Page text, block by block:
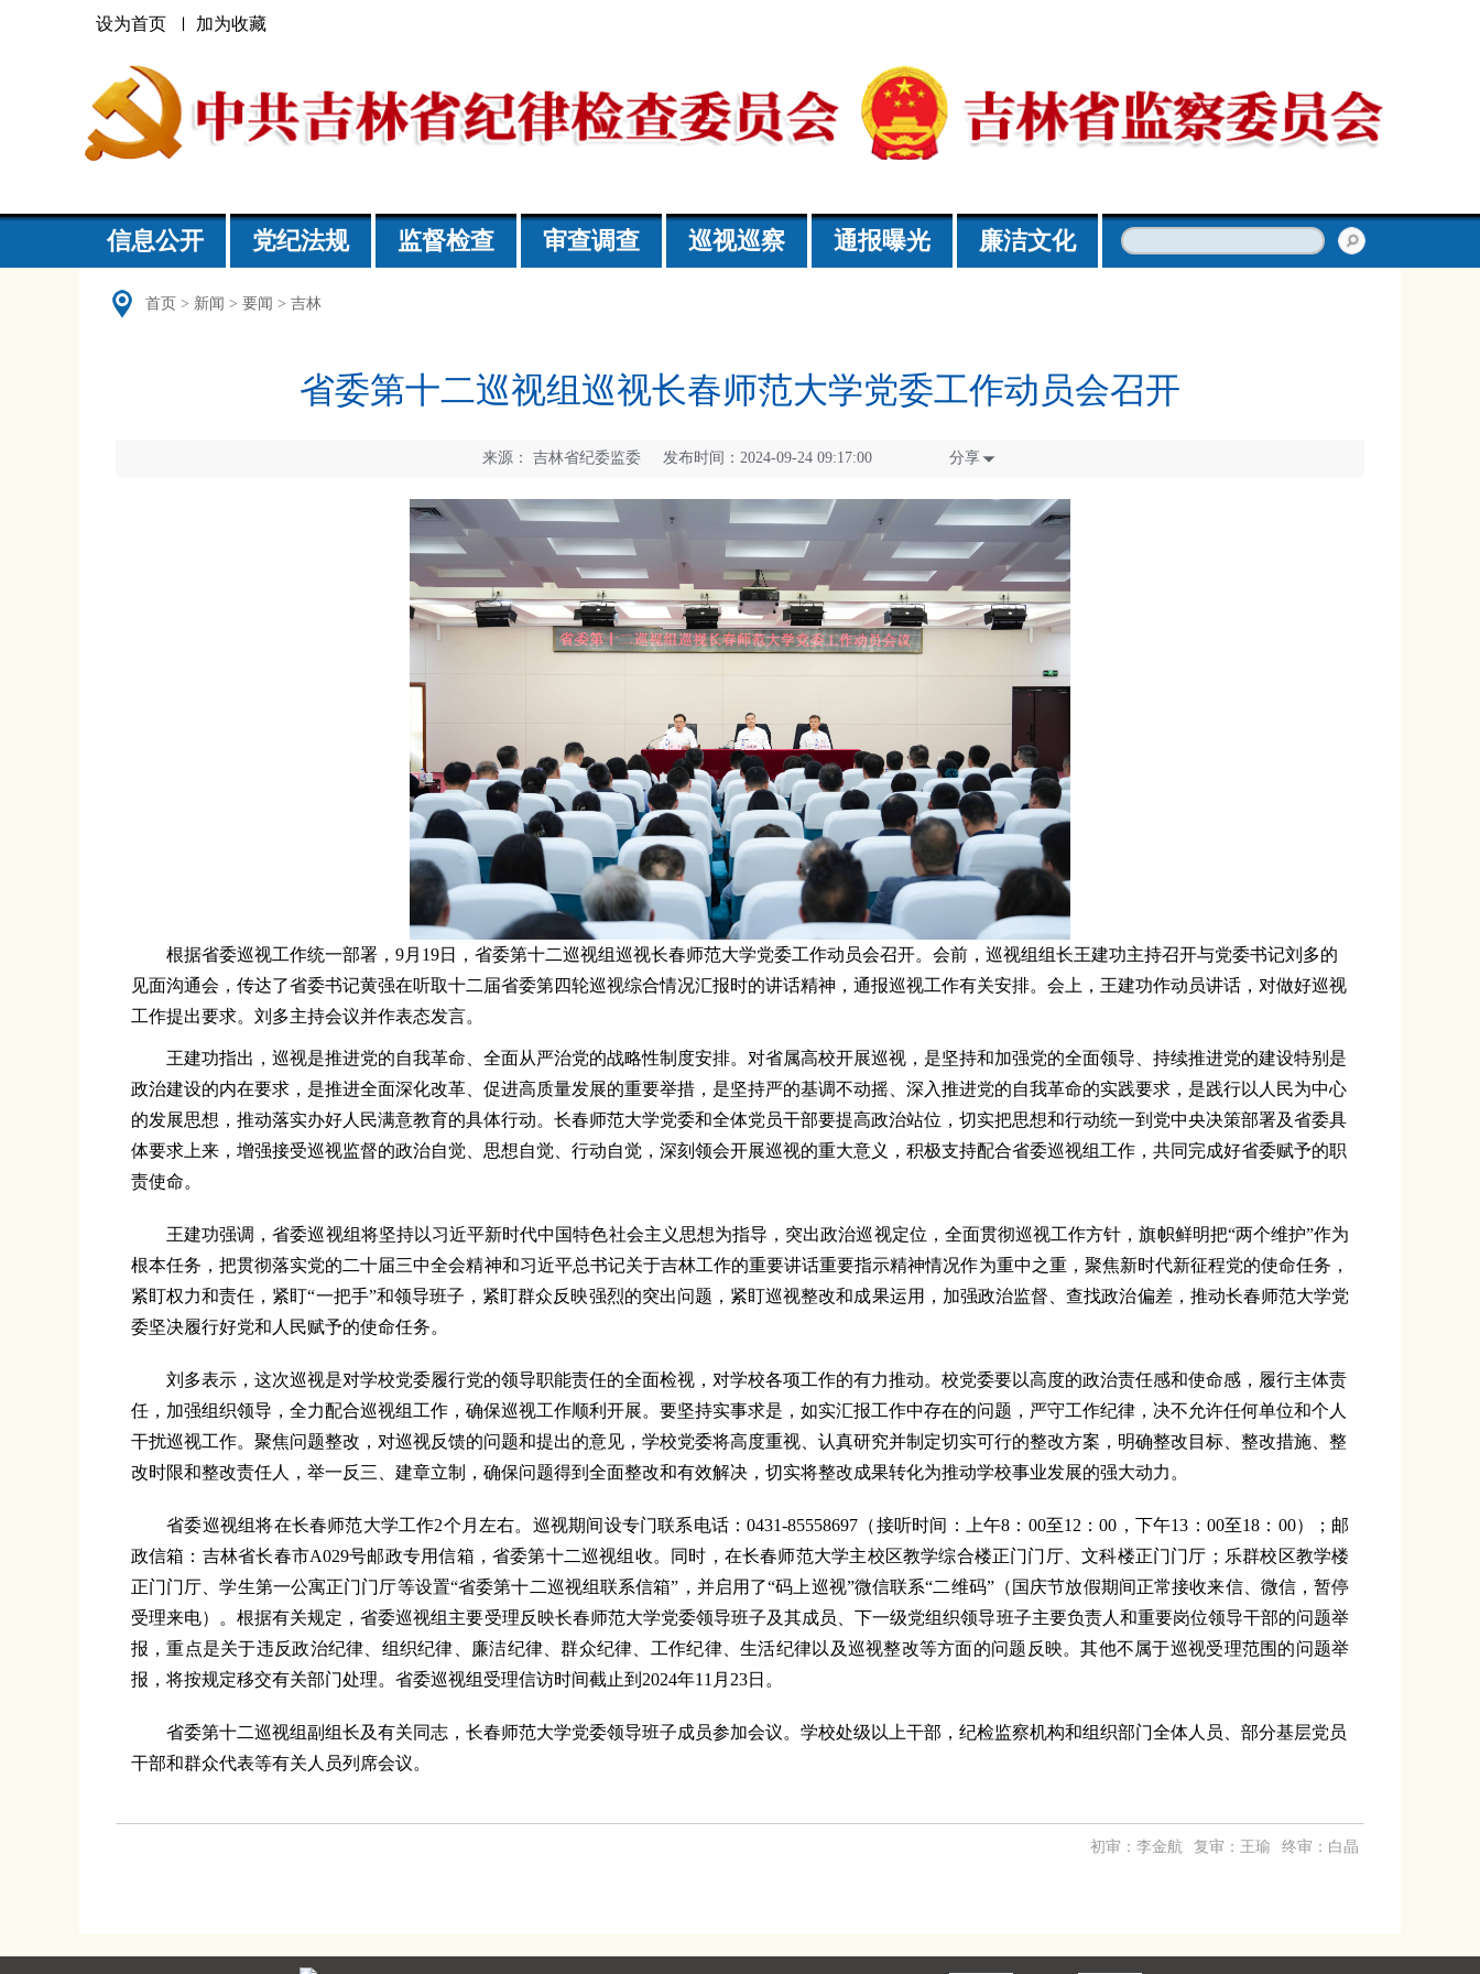
设为首页 加为收藏
信息公开 党纪法规 监督检查 审查调查 巡视巡察 通报曝光 廉洁文化
首页 > 新闻 >要闻 >吉林
省委第十二巡视组巡视长春师范大学党委工作动员会召开
来源： 吉林省纪委监委 发布时间：2024-09-24 09:17:00 分享
根据省委巡视工作统一部署，9月19日，省委第十二巡视组巡视长春师范大学党委工作动员会召开。会前，巡视组组长王建功主持召开与党委书记刘多的
见面沟通会，传达了省委书记黄强在听取十二届省委第四轮巡视综合情况汇报时的讲话精神，通报巡视工作有关安排。会上，王建功作动员讲话，对做好巡视
工作提出要求。 刘多主持会议并作表态发言。
王建功指出， 巡视是推进党的自我革命、全面从严治党的战略性制度安排。对省属高校开展巡视，是坚持和加强党的全面领导、 持续推进党的建设特别是
政治建设的内在要求，是推进全面深化改革、促进高质量发展的重要举措，是坚持严的基调不动摇、深入推进党的自我革命的实践要求，是践行以人民为中心
的发展思想，推动落实办好人民满意教育的具体行动。 长春师范大学党委和全体党员干部要提高政治站位， 切实把思想和行动统一到党中央决策部署及省委具
体要求上来， 增强接受巡视监督的政治自觉、思想自觉、行动自觉，深刻领会开展巡视的重大意义，积极支持配合省委巡视组工作，共同完成好省委赋予的职
责使命。
王建功强调，省委巡视组将坚持以习近平新时代中国特色社会主义思想为指导， 突出政治巡视定位，全面贯彻巡视工作方针，旗帜鲜明把“两个维护”作为
根本任务， 把贯彻落实党的二十届三中全会精神和习近平总书记关于吉林工作的重要讲话重要指示精神情况作为重中之重，聚焦新时代新征程党的使命任务，
紧盯权力和责任，紧盯“一把手”和领导班子 ，紧盯群众反映强烈的突出问题，紧盯巡视整改和成果运用，加强政治监督、查找政治偏差， 推动长春师范大学党
委坚决履行好党和人民赋予的使命任务。
刘多表示， 这次巡视是对学校党委履行党的领导职能责任的全面检视，对学校各项工作的有力推动。校党委要以高度的政治责任感和使命感，履行主体责
任，加强组织领导，全力配合巡视组工作，确保巡视工作顺利开展。要坚持实事求是，如实汇报工作中存在的问题，严守工作纪律，决不允许任何单位和个人
干扰巡视工作。聚焦问题整改，对巡视反馈的问题和提出的意见，学校党委将高度重视、认真研究并制定切实可行的整改方案，明确整改目标、整改措施、整
改时限和整改责任人，举一反三、建章立制，确保问题得到全面整改和有效解决，切实将整改成果转化为推动学校事业发展的强大动力。
省委巡视组将在长春师范大学工作2个月左右。巡视期间设专门联系电话：0431-85558697（接听时间：上午8：00至12：00，下午13：00至18：00）；邮
政信箱：吉林省长春市A029号邮政专用信箱，省委第十二巡视组收。同时，在长春师范大学主校区教学综合楼正门门厅、文科楼正门门厅；乐群校区教学楼
正门门厅、学生第一公寓正门门厅等设置“省委第十二巡视组联系信箱” ， 并启用了“码上巡视”微信联系“二维码”（国庆节放假期间正常接收来信、微信，暂停
受理来电）。根据有关规定，省委巡视组主要受理反映长春师范大学党委领导班子及其成员、下一级党组织领导班子主要负责人和重要岗位领导干部的问题举
报，重点是关于违反政治纪律、组织纪律、廉洁纪律、群众纪律、工作纪律、生活纪律以及巡视整改等方面的问题反映。其他不属于巡视受理范围的问题举
报，将按规定移交有关部门处理。省委巡视组受理信访时间截止到2024年11 月 23日。
省委第十二巡视组副组长及有关同志，长春师范大学党委领导班子成员参加会议。 学校处级以上干部，纪检监察机构和组织部门全体人员、部分基层党员
干部和群众代表等有关人员列席会议。
初审：李金航 复审：王瑜 终审：白晶